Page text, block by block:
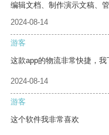
编辑文档、制作演示文稿、
2024-08-14
游客
这款app的物流非常快捷，我
2024-08-14
游客
这个软件我非常喜欢